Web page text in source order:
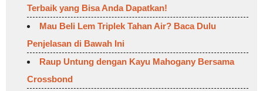
Terbaik yang Bisa Anda Dapatkan!
Mau Beli Lem Triplek Tahan Air? Baca Dulu
Penjelasan di Bawah Ini
Raup Untung dengan Kayu Mahogany Bersama
Crossbond